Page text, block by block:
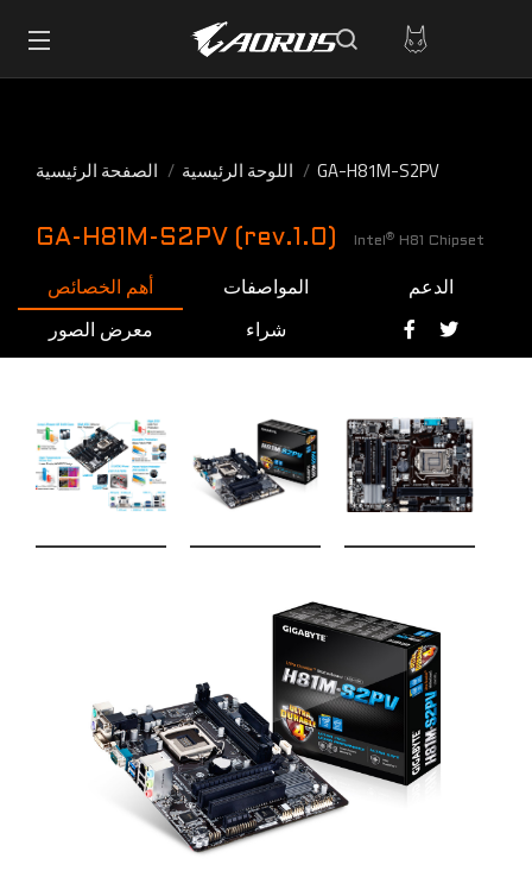
الصفحة الرئيسية اللوحة الرئيسية GA-H81M-S2PV
GA-H81M-S2PV (rev.1.0) Intel ® H81 Chipset
أهم الخصائص المواصفات
الدعم
معرض الصور
شراء